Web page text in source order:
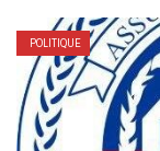
POLITIQUE